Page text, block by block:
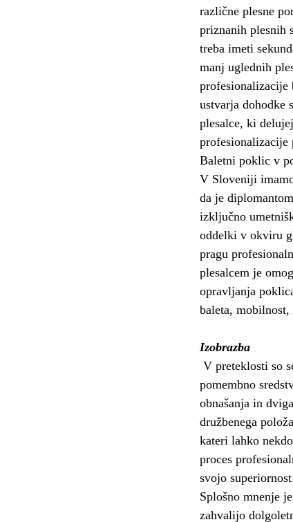
različne plesne
priznanih plesnih
treba imeti
manj uglednih
profesionalizacije
ustvarja dohodke
plesalce, ki
profesionalizacije
Baletni poklic v
V Sloveniji
da je
izključno
oddelki v okviru
pragu
plesalcem je
opravljanja
baleta,
Izobrazba
V preteklosti so
pomembno
obnašanja in
družbenega
kateri lahko
proces
svojo
Splošno mnenje
zahvalijo